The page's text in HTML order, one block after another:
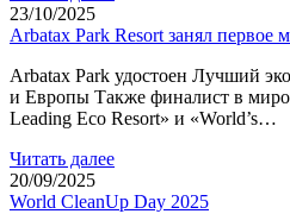
23/10/2025
Arbatax Park Resort занял первое
Arbatax Park удостоен Лучший
и Европы Также финалист в
Leading Eco Resort» и «World’s…
Читать далее
20/09/2025
World CleanUp Day 2025